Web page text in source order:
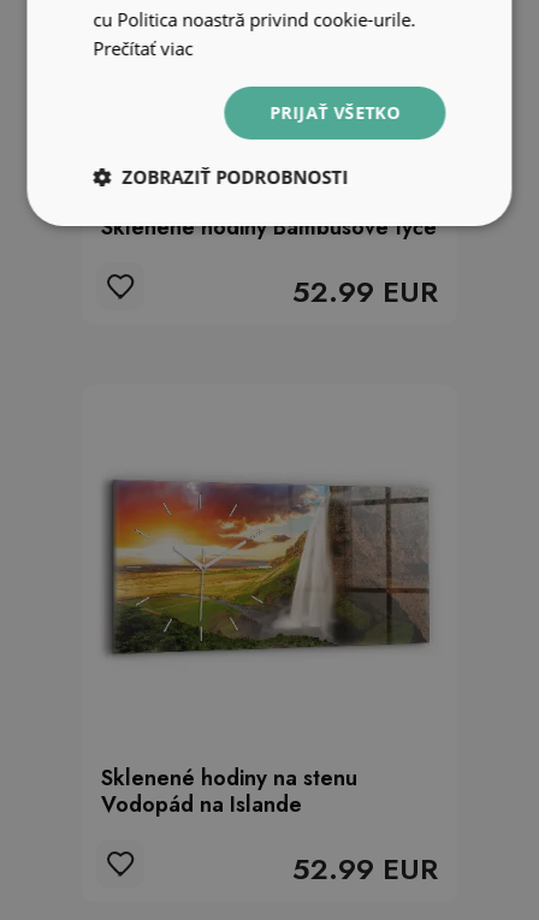
Sklenené hodiny Bambusové tyče
52.99 EUR
Sklenené hodiny na stenu
Vodopád na Islande
52.99 EUR
cu Politica noastră privind cookie-urile.
Prečítať viac
PRIJAŤ VŠETKO
ZOBRAZIŤ PODROBNOSTI